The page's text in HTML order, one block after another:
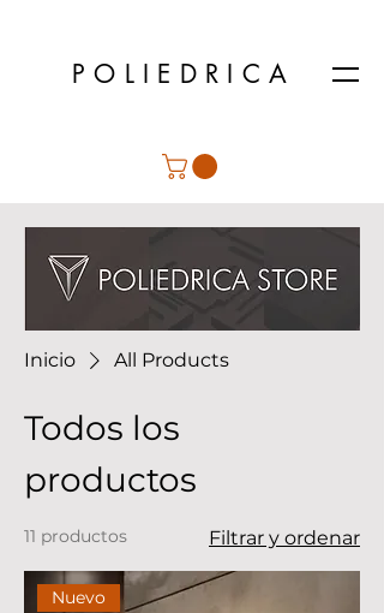
POLIEDRICA
Inicio All Products
Todos los
productos
11 productos Filtrar y ordenar
Nuevo